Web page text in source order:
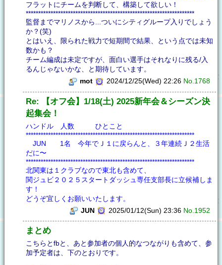
フラットにチームを判断して、構築して欲しい！
********************************************************************
監督までマリノスから...ついにシティグループ入りでしょう
か？(笑)
とはいえ、限られた戦力で短期間で結果、という点では未知
数かも？
チーム編成は未定ですが、面白い選手はそれなりに残る/入
るんじゃないかな、と期待しています。
mot
2024/12/25(Wed) 22:26 No.1768
Re: 【オフ会】1/18(土) 2025新年会＆シーズン決
起集会！
ハンドル 人数 ひとこと
********************************************************************
JUN 1名 今年でＪ１に戻らんと、３年連続Ｊ２生活
だに〜
********************************************************************
北関東は１クラブなので東北も含めて、
関ジュビ２０２５スタートダッシュ専任支部長に立候補しま
す！
どうぞ宜しくお願いいたします。
JUN
2025/01/12(Sun) 23:36 No.1952
まとめ
こちらとfbと、あと参加者の個人的なつながりも含めて、参
加予定者は、下のとおりです。